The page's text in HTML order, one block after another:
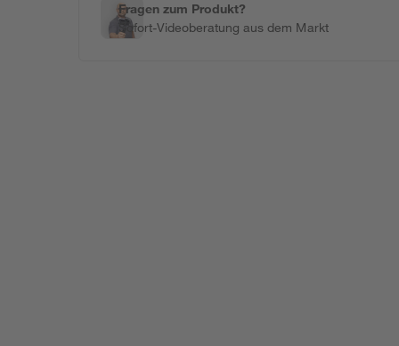
Fragen zum Produkt?
Sofort-Videoberatung aus dem Markt